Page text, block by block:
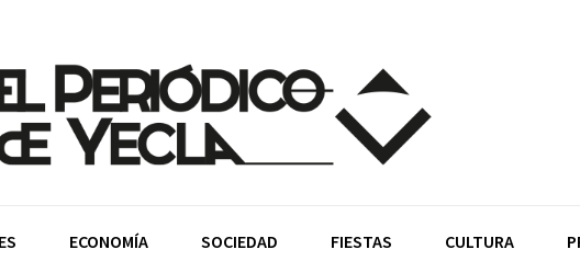
ECONOMÍA SOCIEDAD FIESTAS CULTURA